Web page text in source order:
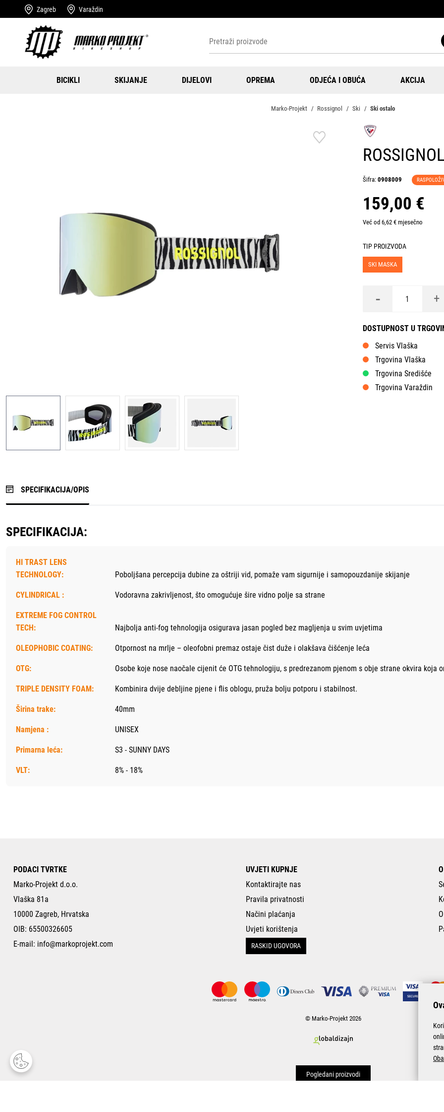
Zagreb Varaždin
BICIKLI SKIJANJE DIJELOVI OPREMA ODJEĆA I OBUĆA AKCIJA
Marko-Projekt Rossignol Ski Ski ostalo
Šifra: 0908009
159,00 €
Već od 6,62 € mjesečno
TIP PROIZVODA
SKI MASKA
- +
DOSTUPNOST U
Servis Vlaška
Trgovina Vlaška
Trgovina Središće
Trgovina Varaždin
SPECIFIKACIJA/OPIS
SPECIFIKACIJA:
HI TRAST LENS
TECHNOLOGY:
Poboljšana percepcija dubine za oštriji vid, pomaže vam sigurnije i samopouzdanije skijanje
CYLINDRICAL : Vodoravna zakrivljenost, što omogućuje šire vidno polje sa strane
EXTREME FOG CONTROL
TECH:
Najbolja anti-fog tehnologija osigurava jasan pogled bez magljenja u svim uvjetima
OLEOPHOBIC COATING: Otpornost na mrlje – oleofobni premaz ostaje čist duže i olakšava čišćenje leća
OTG: Osobe koje nose naočale cijenit će OTG tehnologiju, s predrezanom pjenom s obje strane okvira koja
TRIPLE DENSITY FOAM: Kombinira dvije debljine pjene i flis oblogu, pruža bolju potporu i stabilnost.
Širina trake: 40mm
Namjena : UNISEX
Primarna leća: S3 - SUNNY DAYS
VLT: 8% - 18%
Pogledani proizvodi
PODACI TVRTKE
Marko-Projekt d.o.o.
Vlaška 81a
10000 Zagreb, Hrvatska
OIB: 65500326605
E-mail: info@markoprojekt.com
UVJETI KUPNJE
Kontaktirajte nas
Pravila privatnosti
Načini plaćanja
Uvjeti korištenja
RASKID UGOVORA
© Marko-Projekt 2026